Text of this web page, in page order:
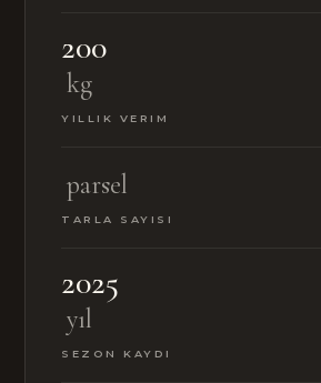
200
kg
YILLIK VERIM
parsel
TARLA SAYISI
2025
yıl
SEZON KAYDI